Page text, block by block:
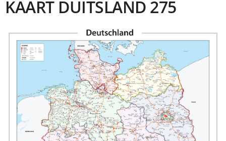
KAART DUITSLAND 275